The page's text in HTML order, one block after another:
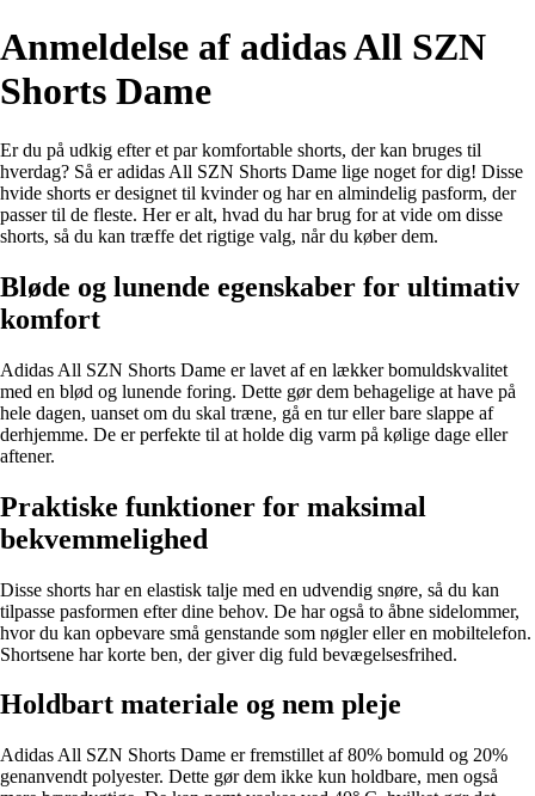
Anmeldelse af adidas All SZN
Shorts Dame
Er du på udkig efter et par komfortable shorts, der kan bruges til
hverdag? Så er adidas All SZN Shorts Dame lige noget for dig! Disse
hvide shorts er designet til kvinder og har en almindelig pasform, der
passer til de fleste. Her er alt, hvad du har brug for at vide om disse
shorts, så du kan træffe det rigtige valg, når du køber dem.
Bløde og lunende egenskaber for ultimativ
komfort
Adidas All SZN Shorts Dame er lavet af en lækker bomuldskvalitet
med en blød og lunende foring. Dette gør dem behagelige at have på
hele dagen, uanset om du skal træne, gå en tur eller bare slappe af
derhjemme. De er perfekte til at holde dig varm på kølige dage eller
aftener.
Praktiske funktioner for maksimal
bekvemmelighed
Disse shorts har en elastisk talje med en udvendig snøre, så du kan
tilpasse pasformen efter dine behov. De har også to åbne sidelommer,
hvor du kan opbevare små genstande som nøgler eller en mobiltelefon.
Shortsene har korte ben, der giver dig fuld bevægelsesfrihed.
Holdbart materiale og nem pleje
Adidas All SZN Shorts Dame er fremstillet af 80% bomuld og 20%
genanvendt polyester. Dette gør dem ikke kun holdbare, men også